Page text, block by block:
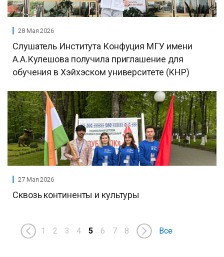
28 Мая 2026
Слушатель Института Конфуция МГУ имени
А.А.Кулешова получила приглашение для
обучения в Хэйхэском университете (КНР)
27 Мая 2026
Сквозь континенты и культуры
1 2 3 4 5 6 7 8 Все